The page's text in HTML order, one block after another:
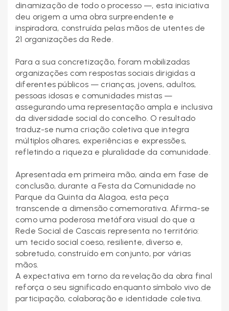
dinamização de todo o processo —, esta iniciativa
deu origem a uma obra surpreendente e
inspiradora, construída pelas mãos de utentes de
21 organizações da Rede.
Para a sua concretização, foram mobilizadas
organizações com respostas sociais dirigidas a
diferentes públicos — crianças, jovens, adultos,
pessoas idosas e comunidades mistas —
assegurando uma representação ampla e inclusiva
da diversidade social do concelho. O resultado
traduz-se numa criação coletiva que integra
múltiplos olhares, experiências e expressões,
refletindo a riqueza e pluralidade da comunidade.
Apresentada em primeira mão, ainda em fase de
conclusão, durante a Festa da Comunidade no
Parque da Quinta da Alagoa, esta peça
transcende a dimensão comemorativa. Afirma-se
como uma poderosa metáfora visual do que a
Rede Social de Cascais representa no território:
um tecido social coeso, resiliente, diverso e,
sobretudo, construído em conjunto, por várias
mãos.
A expectativa em torno da revelação da obra final
reforça o seu significado enquanto símbolo vivo de
participação, colaboração e identidade coletiva.